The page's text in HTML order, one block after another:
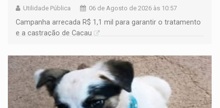
Utilidade Pública 06 de Agosto de 2026 às 10:57
Campanha arrecada R$ 1,1 mil para garantir o tratamento
e a castração de Cacau